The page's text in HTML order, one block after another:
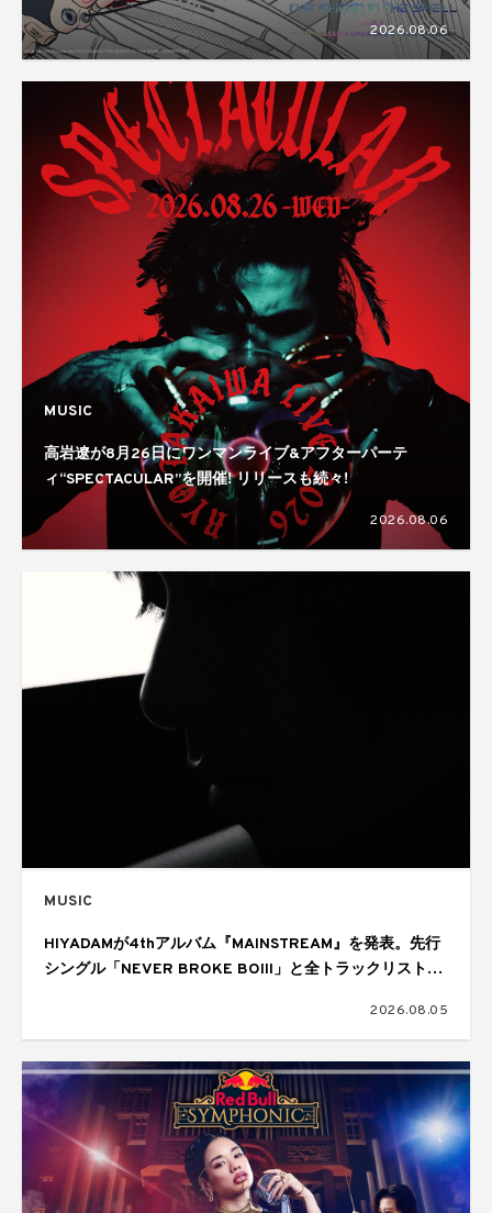
2026.08.06
MUSIC
高岩遼が8月26日にワンマンライブ&アフターパーテ
ィ“SPECTACULAR”を開催! リリースも続々!
2026.08.06
MUSIC
HIYADAMが4thアルバム『MAINSTREAM』を発表。先行
シングル「NEVER BROKE BOIII」と全トラックリストを
2026.08.05